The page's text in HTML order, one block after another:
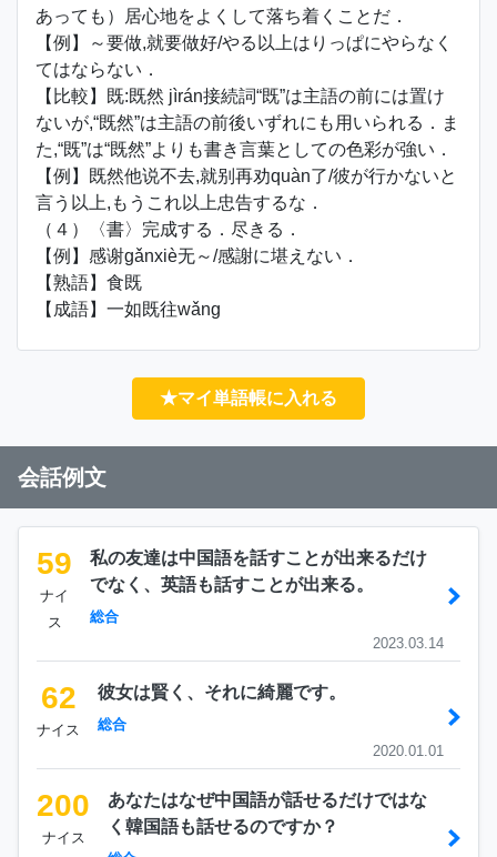
あっても）居心地をよくして落ち着くことだ．
【例】～要做,就要做好/やる以上はりっぱにやらなく
てはならない．
【比較】既:既然 jìrán接続詞“既”は主語の前には置け
ないが,“既然”は主語の前後いずれにも用いられる．ま
た,“既”は“既然”よりも書き言葉としての色彩が強い．
【例】既然他说不去,就别再劝quàn了/彼が行かないと
言う以上,もうこれ以上忠告するな．
（４）〈書〉完成する．尽きる．
【例】感谢gǎnxiè无～/感謝に堪えない．
【熟語】食既
【成語】一如既往wǎng
★マイ単語帳に入れる
会話例文
59
ナイ
ス
私の友達は中国語を話すことが出来るだけ
でなく、英語も話すことが出来る。
総合
2023.03.14
62
ナイス
彼女は賢く、それに綺麗です。
総合
2020.01.01
200
ナイス
あなたはなぜ中国語が話せるだけではな
く韓国語も話せるのですか？